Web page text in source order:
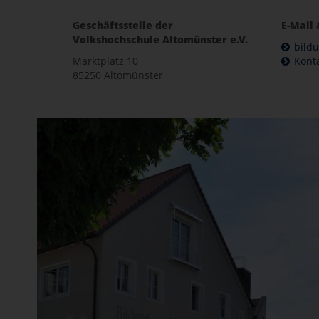
Geschäftsstelle der
Volkshochschule Altomünster e.V.
Marktplatz 10
85250 Altomünster
E-Mail